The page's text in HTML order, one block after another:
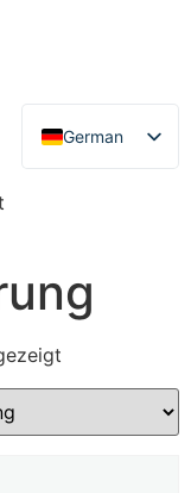
German
English